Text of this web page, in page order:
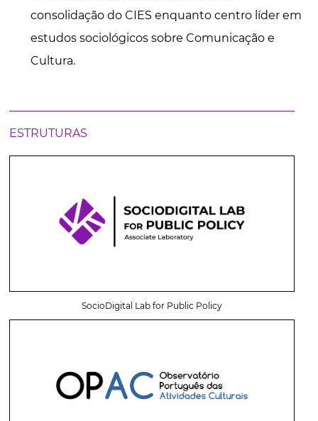
consolidação do CIES enquanto centro líder em
estudos sociológicos sobre Comunicação e
Cultura.
ESTRUTURAS
SocioDigital Lab for Public Policy